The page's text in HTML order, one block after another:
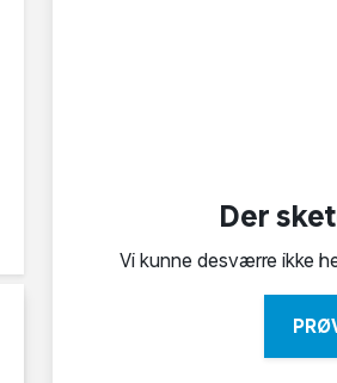
Der
Vi kunne desværre ikke